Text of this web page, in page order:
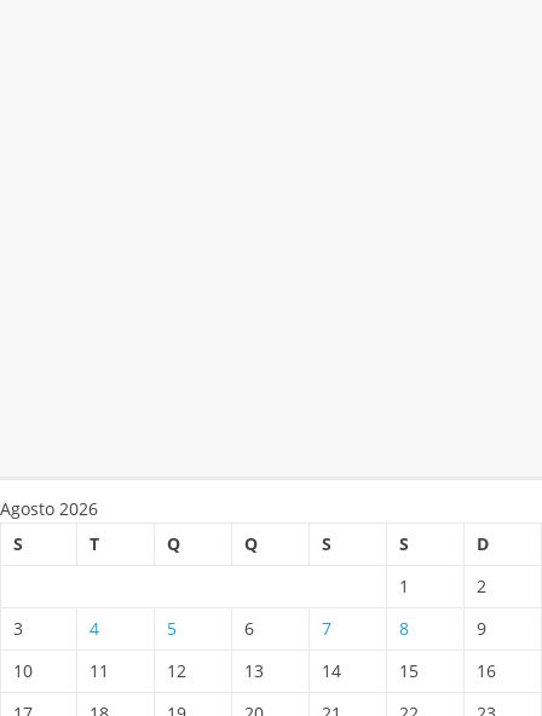
Agosto 2026
S
T Q Q S S
D
1
2
3
4 5 6 7 8
9
10
11 12 13 14 15
16